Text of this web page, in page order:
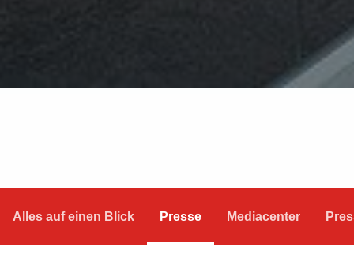
Alles auf einen Blick Presse Mediacenter